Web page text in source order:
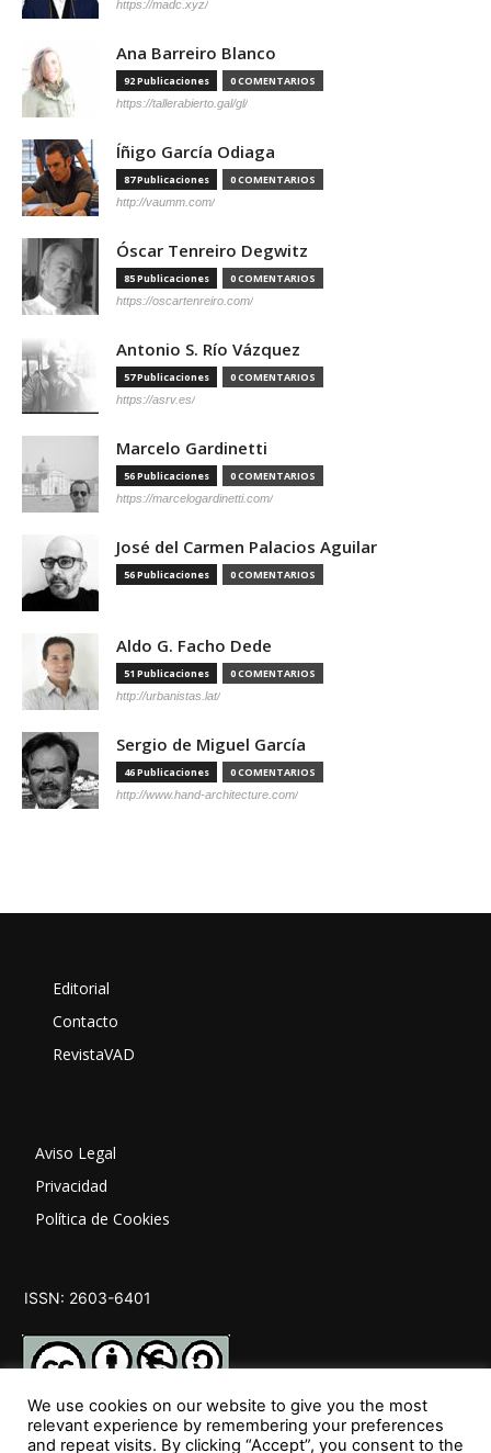
https://madc.xyz/
Ana Barreiro Blanco
92 Publicaciones 0 COMENTARIOS
https://tallerabierto.gal/gl/
Íñigo García Odiaga
87 Publicaciones 0 COMENTARIOS
http://vaumm.com/
Óscar Tenreiro Degwitz
85 Publicaciones 0 COMENTARIOS
https://oscartenreiro.com/
Antonio S. Río Vázquez
57 Publicaciones 0 COMENTARIOS
https://asrv.es/
Marcelo Gardinetti
56 Publicaciones 0 COMENTARIOS
https://marcelogardinetti.com/
José del Carmen Palacios Aguilar
56 Publicaciones 0 COMENTARIOS
Aldo G. Facho Dede
51 Publicaciones 0 COMENTARIOS
http://urbanistas.lat/
Sergio de Miguel García
46 Publicaciones 0 COMENTARIOS
http://www.hand-architecture.com/
Editorial
Contacto
RevistaVAD
Aviso Legal
Privacidad
Política de Cookies
ISSN: 2603-6401
We use cookies on our website to give you the most
relevant experience by remembering your preferences
and repeat visits. By clicking “Accept”, you consent to the